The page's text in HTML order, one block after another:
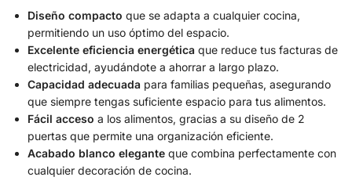
Diseño compacto que se adapta a cualquier cocina,
permitiendo un uso óptimo del espacio.
Excelente eficiencia energética que reduce tus facturas de
electricidad, ayudándote a ahorrar a largo plazo.
Capacidad adecuada para familias pequeñas, asegurando
que siempre tengas suficiente espacio para tus alimentos.
Fácil acceso a los alimentos, gracias a su diseño de 2
puertas que permite una organización eficiente.
Acabado blanco elegante que combina perfectamente con
cualquier decoración de cocina.